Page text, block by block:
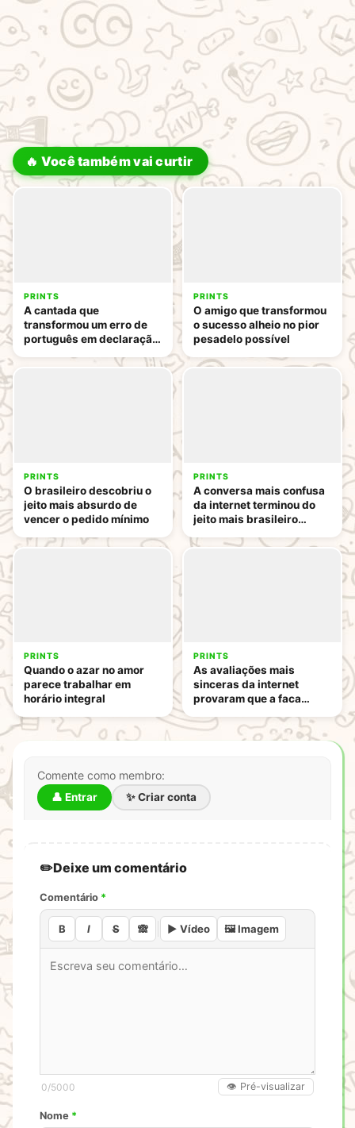
🔥 Você também vai curtir
PRINTS
A cantada que
transformou um erro de
português em declaração
PRINTS
O amigo que transformou
o sucesso alheio no pior
pesadelo possível
PRINTS
O brasileiro descobriu o
jeito mais absurdo de
vencer o pedido mínimo
PRINTS
A conversa mais confusa
da internet terminou do
jeito mais brasileiro
PRINTS
Quando o azar no amor
parece trabalhar em
horário integral
PRINTS
As avaliações mais
sinceras da internet
provaram que a faca
Comente como membro:
👤 Entrar ✨ Criar conta
Deixe um comentário
Comentário *
B I S 🙈 ▶️ Vídeo 🖼️ Imagem
0/5000 👁️ Pré-visualizar
Nome *